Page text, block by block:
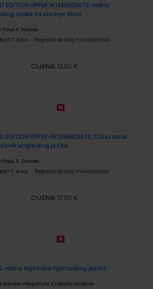
EDITION UPPER INTERMEDIATE; radna
jezika za srednje škole
Paul A Davies
d.o.o.
Registarski broj ministarstva:
CIJENA: 13,50 €
EDITION UPPER-INTERMEDIATE; Class book
engleskog jezika
A. Davies
d.o.o.
Registarski broj ministarstva:
CIJENA: 17,50 €
2; radna bilježnica njemačkog jezika
Neuner Pilypatyte Szakaly Vicente